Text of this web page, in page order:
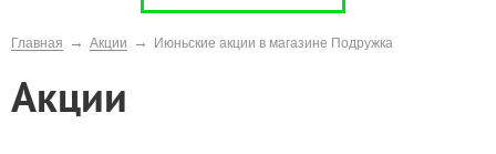
Главная → Акции → Июньские акции в магазине Подружка
Акции